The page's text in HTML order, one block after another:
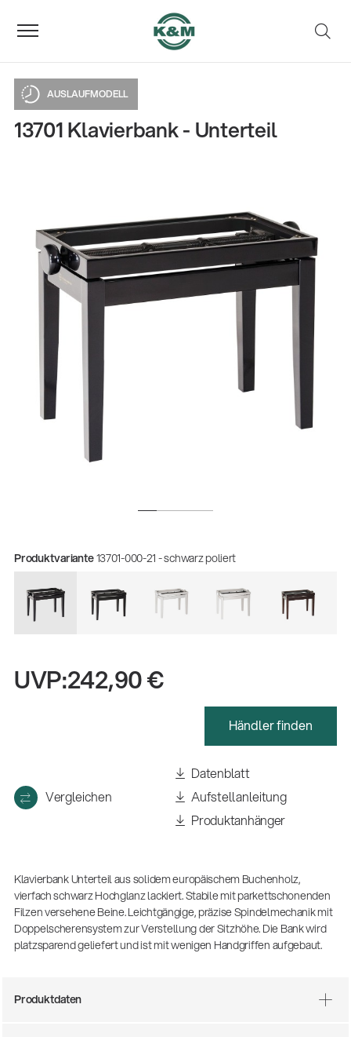
13860-200-25
Mit dabei, wenn Fußballgeschichte
geschrieben wird: Mikrofonieren am
Fachkraft für Metalltechnik Ausbildung
AUSLAUFMODELL
13701 Klavierbank - Unterteil
Produktvariante13701-000-21 - schwarz poliert
UVP:242,90 €
Händler finden
Vergleichen
Datenblatt
Aufstellanleitung
Produktanhänger
Klavierbank Unterteil aus solidem europäischem Buchenholz,
vierfach schwarz Hochglanz lackiert. Stabile mit parkettschonenden
Filzen versehene Beine. Leichtgängige, präzise Spindelmechanik mit
Doppelscherensystem zur Verstellung der Sitzhöhe. Die Bank wird
platzsparend geliefert und ist mit wenigen Handgriffen aufgebaut.
Produktdaten